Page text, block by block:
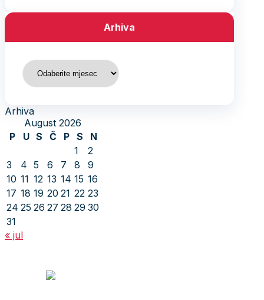
Arhiva
Arhiva
Arhiva
August 2026
P
U S Č P S
N
1
2
3
4 5 6 7 8
9
10 11 12 13 14 15 16
17 18 19 20 21 22 23
24 25 26 27 28 29 30
31
« jul